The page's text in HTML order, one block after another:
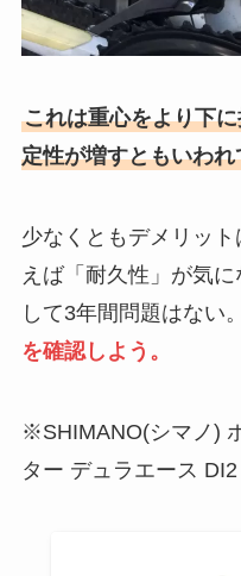
これは重心をより下
定性が増すともいわれ
少なくともデメリッ
えば「耐久性」が気
して3年間問題はない。
を確認しよう。
※SHIMANO(シマノ)
ター デュラエース